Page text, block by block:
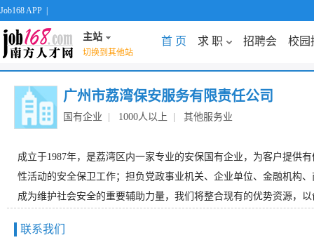
Job168 APP
主站
切换到其他站
首 页 求 职 招聘会 校园
广州市荔湾保安服务有限责任公司
国有企业 1000人以上 其他服务业
成立于1987年，是荔湾区内一家专业的安保国有企业，为客户提供
性活动的安全保卫工作；担负党政事业机关、企业单位、金融机构
成为维护社会安全的重要辅助力量，我们将整合现有的优势资源，
联系我们